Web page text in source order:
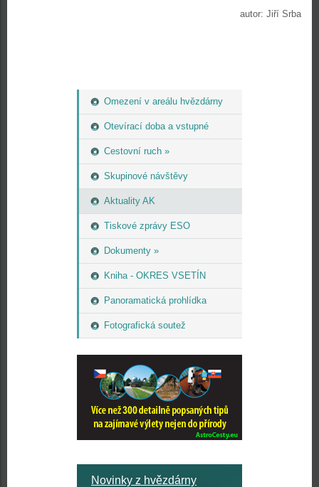
Omezení v areálu hvězdárny
Otevírací doba a vstupné
Cestovní ruch »
Skupinové návštěvy
Aktuality AK
Tiskové zprávy ESO
Dokumenty »
Kniha - OKRES VSETÍN
Panoramatická prohlídka
Fotografická soutež
Novinky z hvězdárny
autor: Jiří Srba